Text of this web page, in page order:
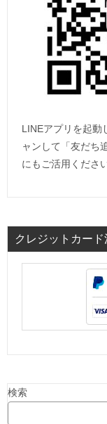
LINEアプリを起動
ャンして「友だち
にもご活用くださ
クレジットカード
検索